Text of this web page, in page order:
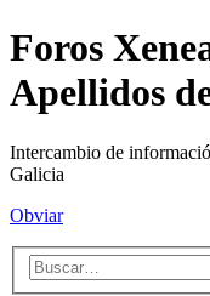
Foros
Apellidos
Intercambio de
Galicia
Obviar